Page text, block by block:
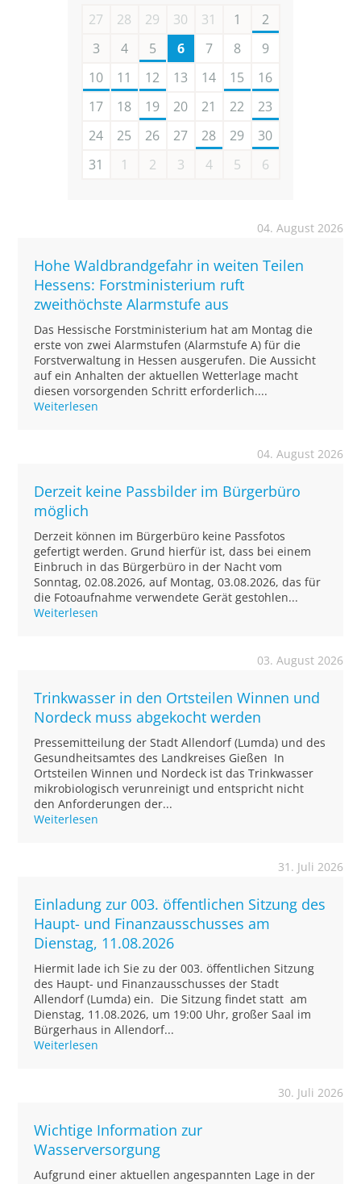
27
28 29 30 31 1
2
3
4 5 6 7 8
9
10
11 12 13 14 15
16
17
18 19 20 21 22
23
24
25 26 27 28 29
30
31
1 2 3 4 5 6
04. August 2026
Hohe Waldbrandgefahr in weiten Teilen
Hessens: Forstministerium ruft
zweithöchste Alarmstufe aus
Das Hessische Forstministerium hat am Montag die
erste von zwei Alarmstufen (Alarmstufe A) für die
Forstverwaltung in Hessen ausgerufen. Die Aussicht
auf ein Anhalten der aktuellen Wetterlage macht
diesen vorsorgenden Schritt erforderlich....
Weiterlesen
04. August 2026
Derzeit keine Passbilder im Bürgerbüro
möglich
Derzeit können im Bürgerbüro keine Passfotos
gefertigt werden. Grund hierfür ist, dass bei einem
Einbruch in das Bürgerbüro in der Nacht vom
Sonntag, 02.08.2026, auf Montag, 03.08.2026, das für
die Fotoaufnahme verwendete Gerät gestohlen...
Weiterlesen
03. August 2026
Trinkwasser in den Ortsteilen Winnen und
Nordeck muss abgekocht werden
Pressemitteilung der Stadt Allendorf (Lumda) und des
Gesundheitsamtes des Landkreises Gießen In
Ortsteilen Winnen und Nordeck ist das Trinkwasser
mikrobiologisch verunreinigt und entspricht nicht
den Anforderungen der...
Weiterlesen
31. Juli 2026
Einladung zur 003. öffentlichen Sitzung des
Haupt- und Finanzausschusses am
Dienstag, 11.08.2026
Hiermit lade ich Sie zu der 003. öffentlichen Sitzung
des Haupt- und Finanzausschusses der Stadt
Allendorf (Lumda) ein. Die Sitzung findet statt am
Dienstag, 11.08.2026, um 19:00 Uhr, großer Saal im
Bürgerhaus in Allendorf...
Weiterlesen
30. Juli 2026
Wichtige Information zur
Wasserversorgung
Aufgrund einer aktuellen angespannten Lage in der